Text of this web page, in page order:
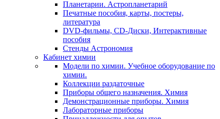
Планетарии. Астропланетарий
Печатные пособия, карты, постеры,
литература
DVD-фильмы, CD-Диски, Интерактивные
пособия
Стенды Астрономия
Кабинет химии
Модели по химии. Учебное оборудование по
химии.
Коллекции раздаточные
Приборы общего назначения. Химия
Демонстрационные приборы. Химия
Лабораторные приборы